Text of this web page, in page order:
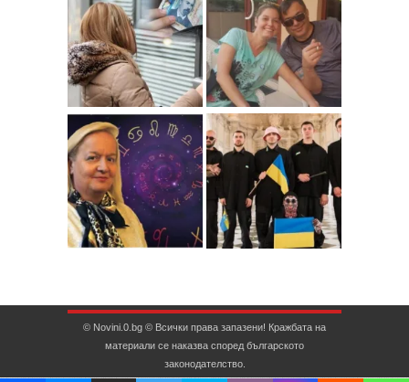
© Novini.0.bg © Всички права запазени! Кражбата на
материали се наказва според българското
законодателство.